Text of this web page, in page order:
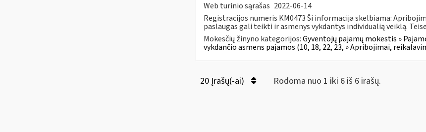
Web turinio sąrašas 2022-06-14
Registracijos numeris KM0473 Ši informacija skelbiama:
paslaugas gali teikti ir asmenys vykdantys individualią veiklą.
Mokesčių žinyno kategorijos:Gyventojų pajamų mokestis »
vykdančio asmens pajamos (10, 18, 22, 23, » Apribojimai,
20 Įrašų(-ai) Rodoma nuo 1 iki 6 iš 6 irašų.